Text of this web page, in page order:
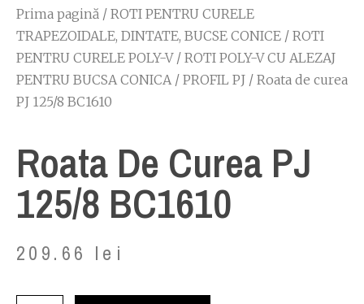
Prima pagină / ROTI PENTRU CURELE
TRAPEZOIDALE, DINTATE, BUCSE CONICE / ROTI
PENTRU CURELE POLY-V/ ROTI POLY-V CU ALEZAJ
PENTRU BUCSA CONICA/ PROFIL PJ / Roata de curea
PJ 125/8 BC1610
Roata De Curea PJ
125/8 BC1610
209.66 lei